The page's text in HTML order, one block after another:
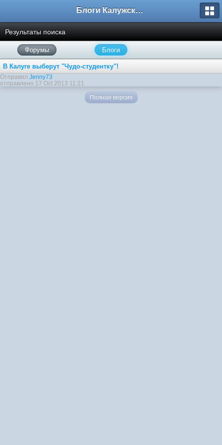
Блоги Калужского перекрестка
Результаты поиска
Форумы Блоги
В Калуге выберут "Чудо-студентку"!
Отправил Jenny73
отправлено 17 Oct 2013 11:21
Полная версия